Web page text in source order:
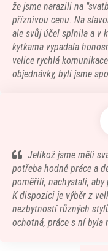
že jsme narazili na
příznivou cenu. Na
ale svůj účel splnila a v
kytkama vypadala
velice rychlá
objednávky, byli jsme
Jelikož jsme měli
potřeba hodně práce a
poměřili, nachystali, aby
K dispozici je výběr z
nezbytností různých
ochotná, práce s ní byla